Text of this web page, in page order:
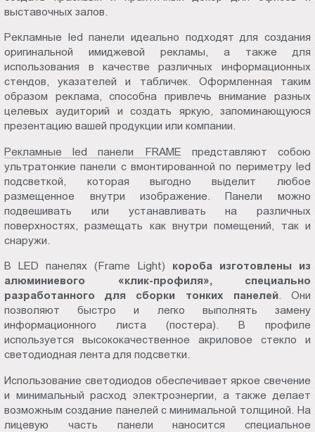
выставочных залов.
Рекламные led панели идеально подходят для создания
оригинальной имиджевой рекламы, а также для
использования в качестве различных информационных
стендов, указателей и табличек. Оформленная таким
образом реклама, способна привлечь внимание разных
целевых аудиторий и создать яркую, запоминающуюся
презентацию вашей продукции или компании.
Рекламные led панели FRAME
представляют собою
ультратонкие панели с вмонтированной по периметру led
подсветкой, которая выгодно выделит любое
размещенное внутри изображение. Панели можно
подвешивать или устанавливать на различных
поверхностях, размещать как внутри помещений, так и
снаружи.
В LED панелях (Frame Light) короба изготовлены из
алюминиевого «клик-профиля», специально
разработанного для сборки тонких панелей. Они
позволяют быстро и легко выполнять замену
информационного листа (постера). В профиле
используется высококачественное акриловое стекло и
светодиодная лента для подсветки.
Использование светодиодов обеспечивает яркое свечение
и минимальный расход электроэнергии, а также делает
возможным создание панелей с минимальной толщиной. На
лицевую часть панели наносится специальное
Пт.:
Сб.,
Вс.:
выходной